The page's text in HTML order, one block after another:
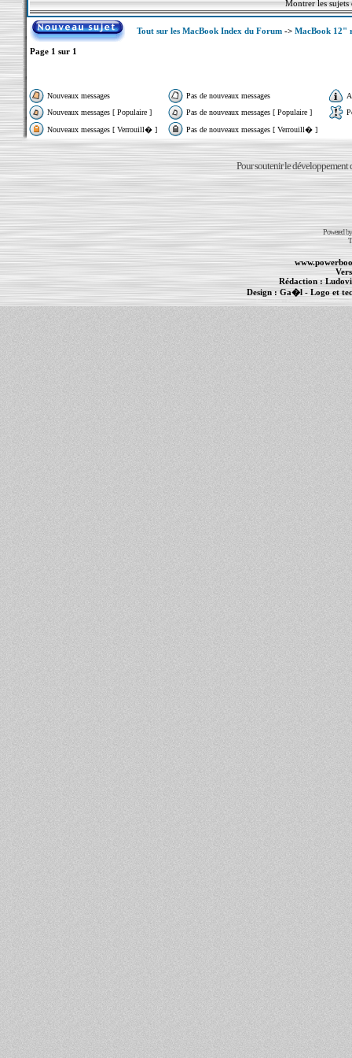
Montrer les
Tout sur les MacBook Index du Forum-> MacBook 12"
Page 1 sur 1
Nouveaux messages Pas de nouveaux messages
Nouveaux messages [ Populaire ]
Pas de nouveaux messages [ Populaire ]
Nouveaux messages [ Verrouill� ]
Pas de nouveaux messages [ Verrouill� ]
Pour soutenir le développement
Powered
Rédaction :
Design : Ga�l- Logo et
-MacBook Pro